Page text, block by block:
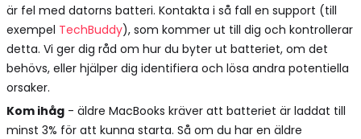
är fel med datorns batteri. Kontakta i så fall en support (till
exempel TechBuddy), som kommer ut till dig och kontrollerar
detta. Vi ger dig råd om hur du byter ut batteriet, om det
behövs, eller hjälper dig identifiera och lösa andra potentiella
orsaker.
Kom ihåg - äldre MacBooks kräver att batteriet är laddat till
minst 3% för att kunna starta. Så om du har en äldre